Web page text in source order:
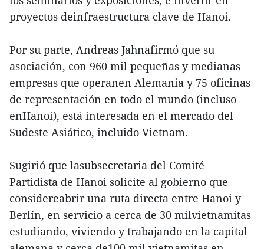
proyectos deinfraestructura clave de Hanoi.
Por su parte, Andreas Jahnafirmó que su
asociación, con 960 mil pequeñas y medianas
empresas que operanen Alemania y 75 oficinas
de representación en todo el mundo (incluso
enHanoi), está interesada en el mercado del
Sudeste Asiático, incluido Vietnam.
Sugirió que lasubsecretaria del Comité
Partidista de Hanoi solicite al gobierno que
considereabrir una ruta directa entre Hanoi y
Berlín, en servicio a cerca de 30 milvietnamitas
estudiando, viviendo y trabajando en la capital